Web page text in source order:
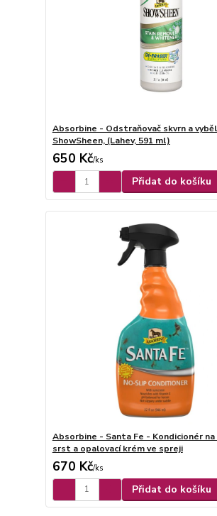
Absorbine - Odstraňovač skvrn a
ShowSheen, (Lahev, 591 ml)
650 Kč/ks
Přidat do košíku
Absorbine - Santa Fe - Kondicionér
srst a opalovací krém ve spreji
670 Kč/ks
Přidat do košíku